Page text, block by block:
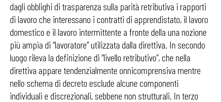
dagli obblighi di trasparenza sulla parità retributiva i rapporti
di lavoro che interessano i contratti di apprendistato, il lavoro
domestico e il lavoro intermittente a fronte della una nozione
più ampia di “lavoratore” utilizzata dalla direttiva. In secondo
luogo rileva la definizione di “livello retributivo”, che nella
direttiva appare tendenzialmente onnicomprensiva mentre
nello schema di decreto esclude alcune componenti
individuali e discrezionali, sebbene non strutturali. In terzo